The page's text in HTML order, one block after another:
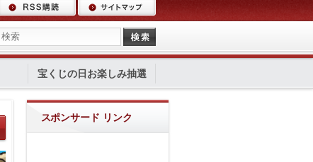
宝くじの日お楽しみ抽選
スポンサード リンク